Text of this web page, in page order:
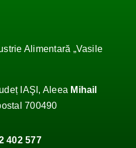
Alimentară „Vasile
IAŞI, Aleea Mihail
700490
402 577